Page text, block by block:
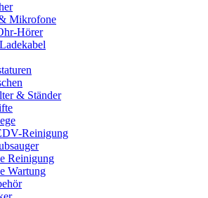
Mikrofone
Hörer
& Ständer
Reinigung
Reinigung
Wartung